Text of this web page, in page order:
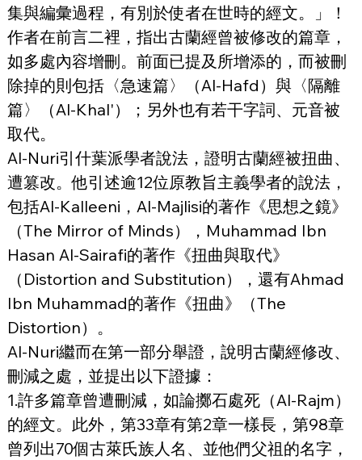
集與編彙過程，有別於使者在世時的經文。」！
作者在前言二裡，指出古蘭經曾被修改的篇章，
如多處內容增刪。前面已提及所增添的，而被刪
除掉的則包括〈急速篇〉（Al-Hafd）與〈隔離
篇〉（Al-Khal'）；另外也有若干字詞、元音被
取代。
Al-Nuri引什葉派學者說法，證明古蘭經被扭曲、
遭篡改。他引述逾12位原教旨主義學者的說法，
包括Al-Kalleeni，Al-Majlisi的著作《思想之鏡》
（The Mirror of Minds），Muhammad Ibn
Hasan Al-Sairafi的著作《扭曲與取代》
（Distortion and Substitution），還有Ahmad
Ibn Muhammad的著作《扭曲》（The
Distortion）。
Al-Nuri繼而在第一部分舉證，說明古蘭經修改、
刪減之處，並提出以下證據：
1.許多篇章曾遭刪減，如論擲石處死（Al-Rajm）
的經文。此外，第33章有第2章一樣長，第98章
曾列出70個古萊氏族人名、並他們父祖的名字，